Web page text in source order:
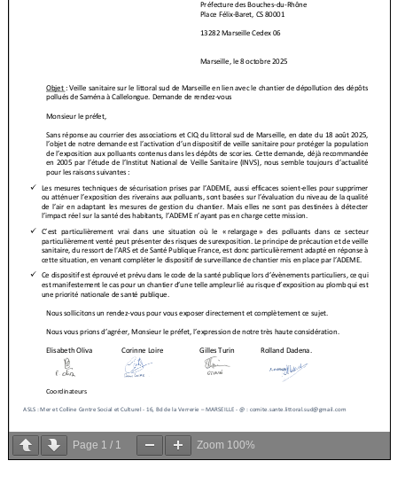
Page 1 / 1 Zoom 100%